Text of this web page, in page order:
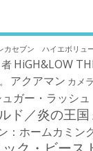
カセブン ハイエボリュ
HiGH&LOW
アクアマン カメ
ュガー・ラッシ
ド／炎の王国
：ホームカミン